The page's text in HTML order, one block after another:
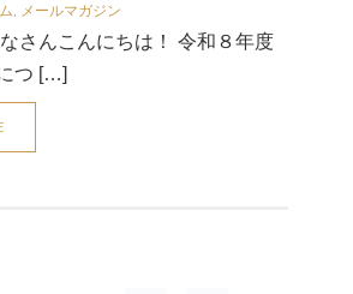
メールマガジン
なさんこんにちは！ 令和８年度
つ […]